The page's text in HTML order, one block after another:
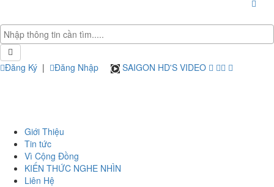
Đăng Ký | Đăng Nhập SAIGON HD'S VIDEO
Giới Thiệu
Tin tức
Vì Cộng Đồng
KIẾN THỨC NGHE NHÌN
Liên Hệ